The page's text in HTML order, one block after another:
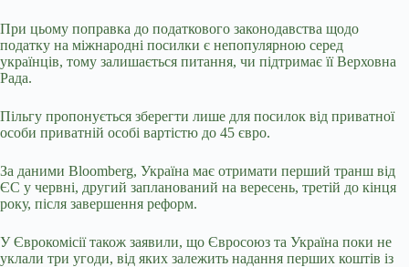
При цьому поправка до податкового законодавства щодо
податку на міжнародні посилки є непопулярною серед
українців, тому залишається питання, чи підтримає її Верховна
Рада.
Пільгу пропонується зберегти лише для посилок від приватної
особи приватній особі вартістю до 45 євро.
За даними Bloomberg, Україна має отримати перший транш від
ЄС у червні, другий запланований на вересень, третій до кінця
року, після завершення реформ.
У Єврокомісії також заявили, що Євросоюз та Україна поки не
уклали три угоди, від яких залежить надання перших коштів із